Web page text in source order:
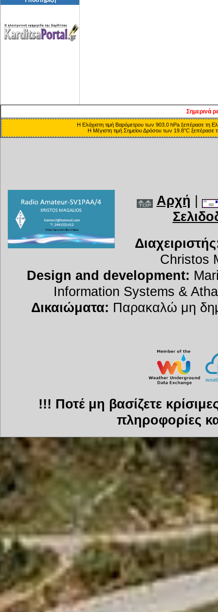
Σημερινά
Η Ελάχιστη τιμή Βαρόμετρου των 903.0 hPa ξεπέρασε τη
Η Μέγιστη τιμή Σημείου Δρόσου των 19.8°C ξεπέρασε
Αρχή
Christos
Design and development:
Information Systems &
Δικαιώματα: Παρακαλώ μη
!!! Ποτέ μη βασίζετε
πληροφορίες